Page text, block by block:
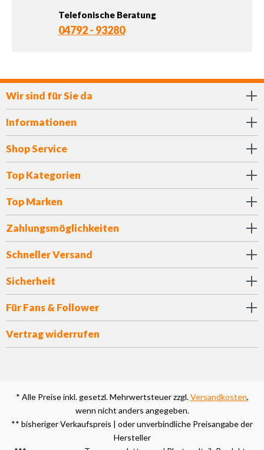
Telefonische Beratung
04792 - 93280
Wir sind für Sie da
Informationen
Shop Service
Top Kategorien
Top Marken
Zahlungsmöglichkeiten
Schneller Versand
Sicherheit
Für Fans & Follower
Vertrag widerrufen
* Alle Preise inkl. gesetzl. Mehrwertsteuer zzgl.Versandkosten,
wenn nicht anders angegeben.
** bisheriger Verkaufspreis | oder unverbindliche Preisangabe der
Hersteller